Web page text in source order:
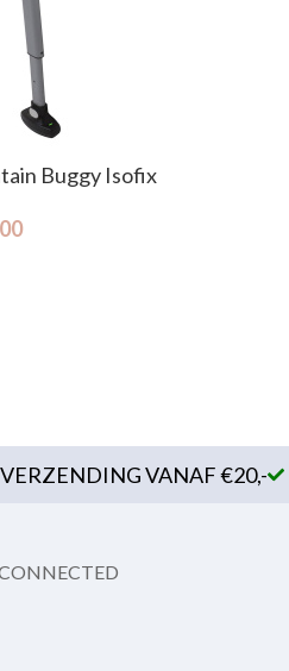
Buggy Isofix
VANAF €20,-